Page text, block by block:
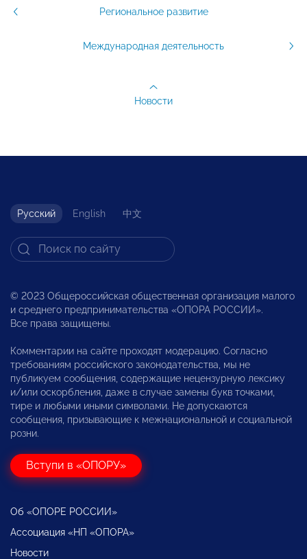
Региональное развитие
Международная деятельность
Новости
Русский English 中文
© 2023 Общероссийская общественная организация малого
и среднего предпринимательства «ОПОРА РОССИИ».
Все права защищены.
Комментарии на сайте проходят модерацию. Согласно
требованиям российского законодательства, мы не
публикуем сообщения, содержащие нецензурную лексику
и/или оскорбления, даже в случае замены букв точками,
тире и любыми иными символами. Не допускаются
сообщения, призывающие к межнациональной и социальной
розни.
Вступи в «ОПОРУ»
Об «ОПОРЕ РОССИИ»
Ассоциация «НП «ОПОРА»
Новости